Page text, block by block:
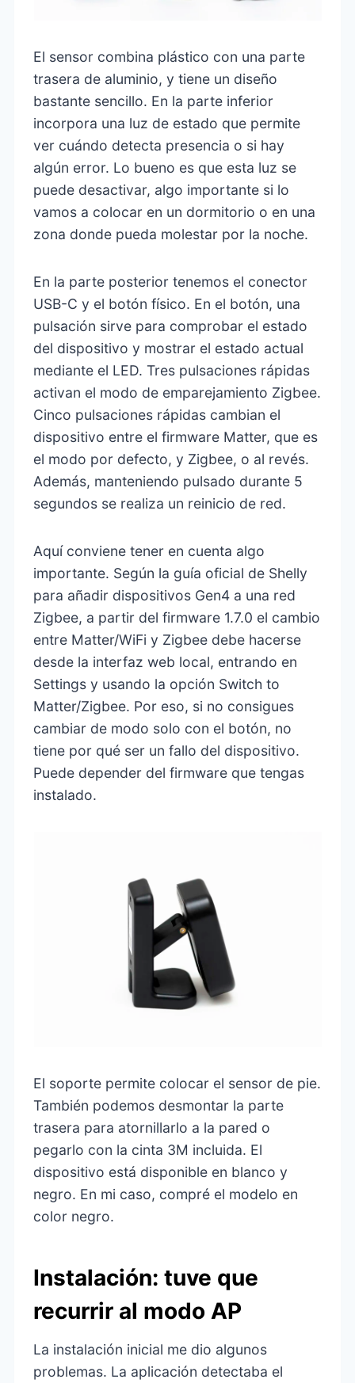
El sensor combina plástico con una parte
trasera de aluminio, y tiene un diseño
bastante sencillo. En la parte inferior
incorpora una luz de estado que permite
ver cuándo detecta presencia o si hay
algún error. Lo bueno es que esta luz se
puede desactivar, algo importante si lo
vamos a colocar en un dormitorio o en una
zona donde pueda molestar por la noche.
En la parte posterior tenemos el conector
USB-C y el botón físico. En el botón, una
pulsación sirve para comprobar el estado
del dispositivo y mostrar el estado actual
mediante el LED. Tres pulsaciones rápidas
activan el modo de emparejamiento Zigbee.
Cinco pulsaciones rápidas cambian el
dispositivo entre el firmware Matter, que es
el modo por defecto, y Zigbee, o al revés.
Además, manteniendo pulsado durante 5
segundos se realiza un reinicio de red.
Aquí conviene tener en cuenta algo
importante. Según la guía oficial de Shelly
para añadir dispositivos Gen4 a una red
Zigbee, a partir del firmware 1.7.0 el cambio
entre Matter/WiFi y Zigbee debe hacerse
desde la interfaz web local, entrando en
Settings y usando la opción Switch to
Matter/Zigbee. Por eso, si no consigues
cambiar de modo solo con el botón, no
tiene por qué ser un fallo del dispositivo.
Puede depender del firmware que tengas
instalado.
El soporte permite colocar el sensor de pie.
También podemos desmontar la parte
trasera para atornillarlo a la pared o
pegarlo con la cinta 3M incluida. El
dispositivo está disponible en blanco y
negro. En mi caso, compré el modelo en
color negro.
Instalación: tuve que
recurrir al modo AP
La instalación inicial me dio algunos
problemas. La aplicación detectaba el